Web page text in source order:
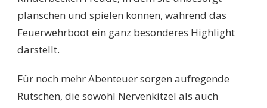
planschen und spielen können, während das
Feuerwehrboot ein ganz besonderes Highlight
darstellt.
Für noch mehr Abenteuer sorgen aufregende
Rutschen, die sowohl Nervenkitzel als auch